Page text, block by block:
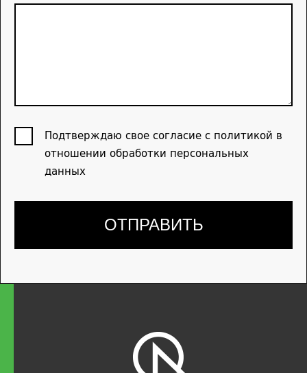
Подтверждаю свое согласие с политикой в
отношении обработки персональных
данных